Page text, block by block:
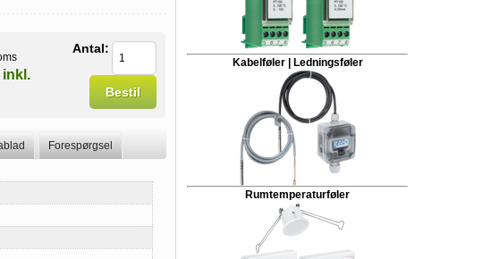
inkl.
Antal:
Bestil
Forespørgsel
Kabelføler | Ledningsføler
Rumtemperaturføler